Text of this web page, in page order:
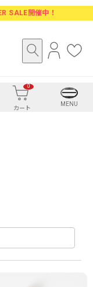
SALE開催中！
に
入
り
カート
0
MENU